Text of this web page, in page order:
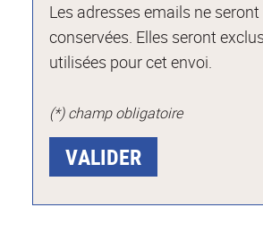
Les adresses emails ne
conservées. Elles seront
utilisées pour cet envoi.
(*) champ obligatoire